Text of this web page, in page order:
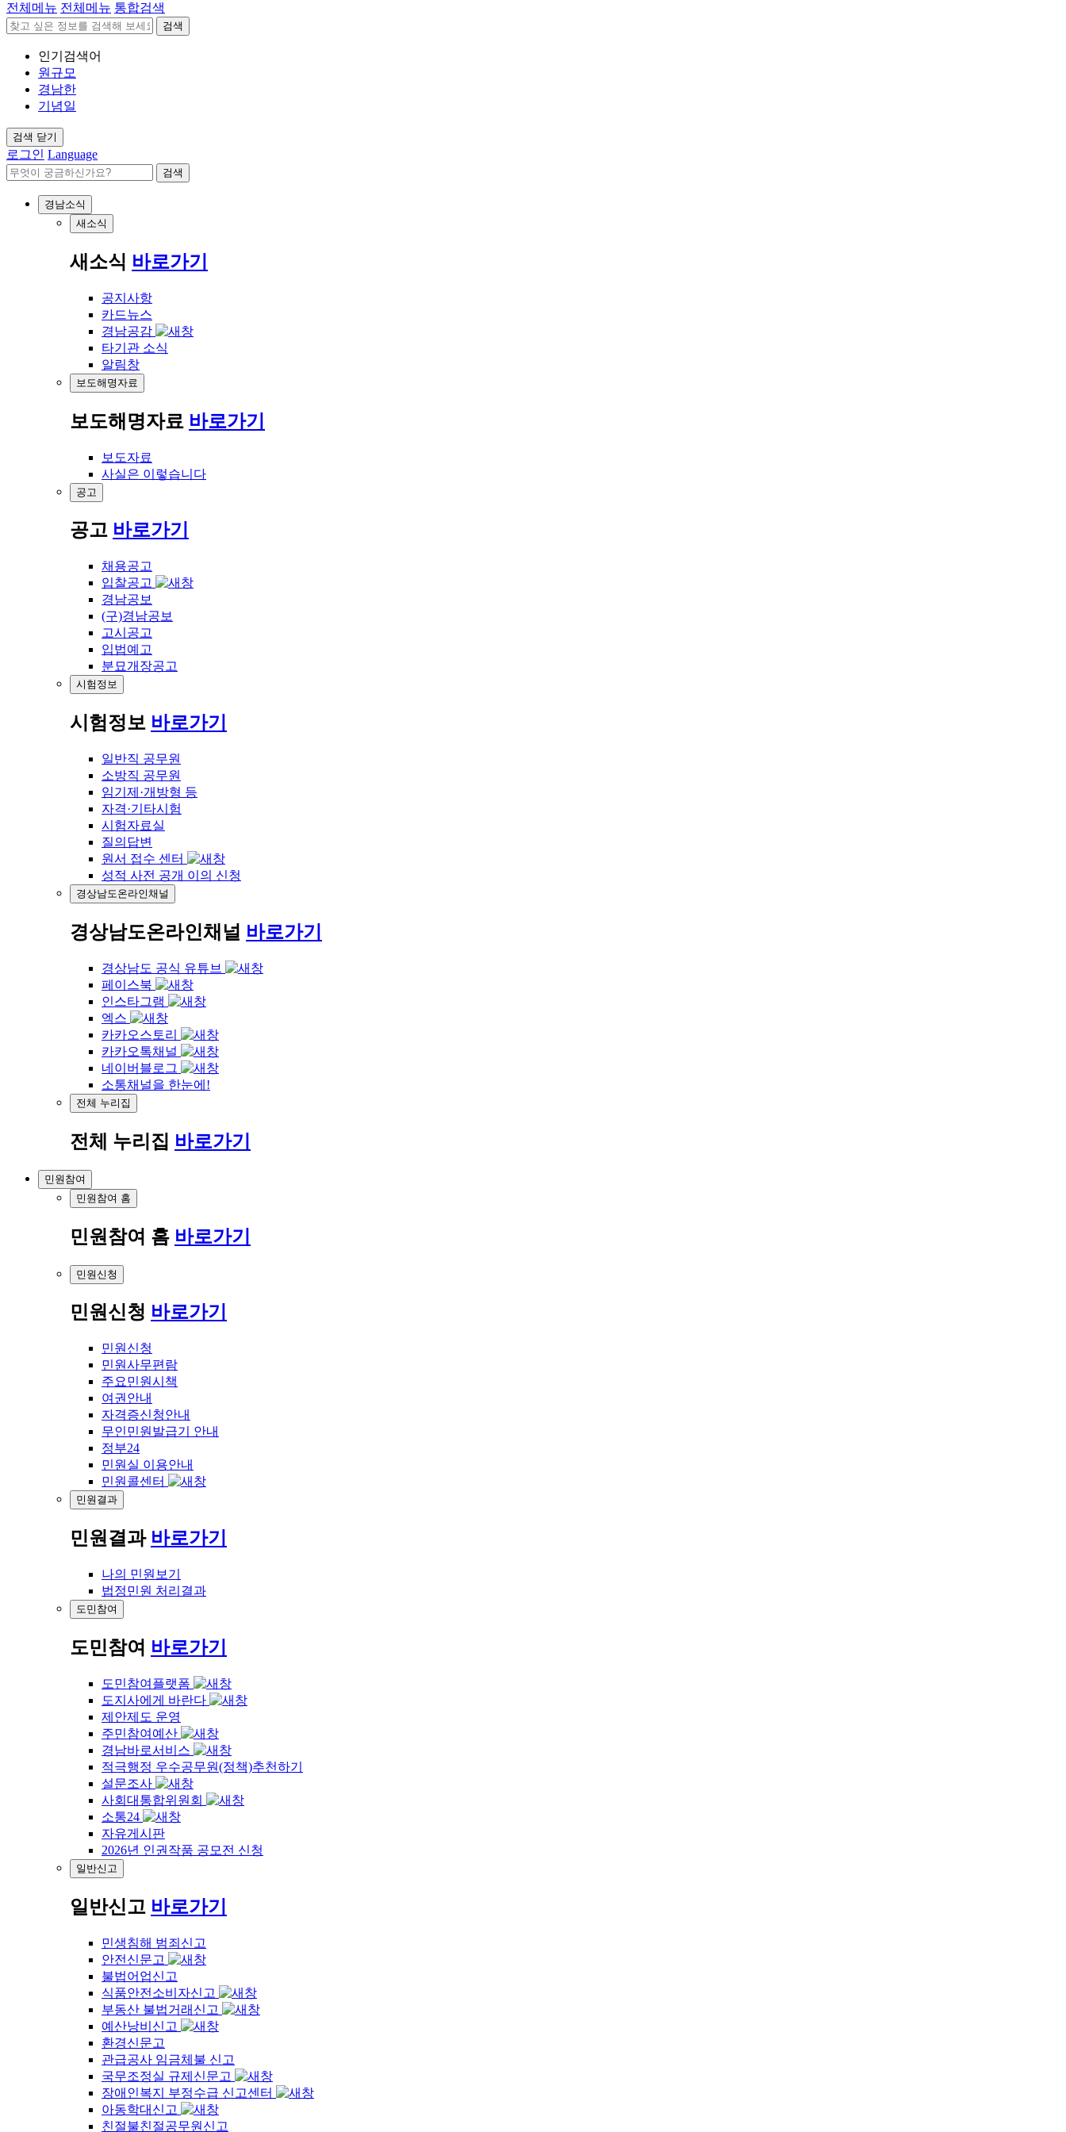
전체메뉴 전체메뉴 통합검색
검색
인기검색어
원규모
경남한
기념일
검색 닫기
로그인 Language
검색
경남소식
새소식
새소식 바로가기
공지사항
카드뉴스
경남공감
타기관 소식
알림창
보도해명자료
보도해명자료 바로가기
보도자료
사실은 이렇습니다
공고
공고 바로가기
채용공고
입찰공고
경남공보
(구)경남공보
고시공고
입법예고
분묘개장공고
시험정보
시험정보 바로가기
일반직 공무원
소방직 공무원
임기제·개방형 등
자격·기타시험
시험자료실
질의답변
원서 접수 센터
성적 사전 공개 이의 신청
경상남도온라인채널
경상남도온라인채널 바로가기
경상남도 공식 유튜브
페이스북
인스타그램
엑스
카카오스토리
카카오톡채널
네이버블로그
소통채널을 한눈에!
전체 누리집
전체 누리집 바로가기
민원참여
민원참여 홈
민원참여 홈 바로가기
민원신청
민원신청 바로가기
민원신청
민원사무편람
주요민원시책
여권안내
자격증신청안내
무인민원발급기 안내
정부24
민원실 이용안내
민원콜센터
민원결과
민원결과 바로가기
나의 민원보기
법정민원 처리결과
도민참여
도민참여 바로가기
도민참여플랫폼
도지사에게 바란다
제안제도 운영
주민참여예산
경남바로서비스
적극행정 우수공무원(정책)추천하기
설문조사
사회대통합위원회
소통24
자유게시판
2026년 인권작품 공모전 신청
일반신고
일반신고 바로가기
민생침해 범죄신고
안전신문고
불법어업신고
식품안전소비자신고
부동산 불법거래신고
예산낭비신고
환경신문고
관급공사 임금체불 신고
국무조정실 규제신문고
장애인복지 부정수급 신고센터
아동학대신고
친절불친절공무원신고